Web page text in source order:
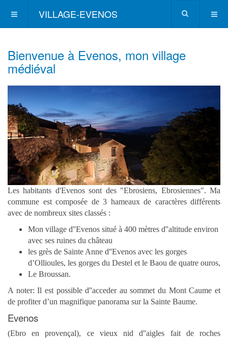
VILLAGE-EVENOS
Bienvenue à Evenos, mon village
médiéval
Les habitants d'Evenos sont des "Ebrosiens, Ebrosiennes". Ma
commune est composée de 3 hameaux de caractères différents
avec de nombreux sites classés :
Mon village d''Evenos situé à 400 mètres d''altitude environ
avec ses ruines du château
les grès de Sainte Anne d''Evenos avec les gorges
d’Ollioules, les gorges du Destel et le Baou de quatre ouros,
Le Broussan.
A noter: Il est possible d''acceder au sommet du Mont Caume et
de profiter d’un magnifique panorama sur la Sainte Baume.
Evenos
(Ebro en provençal), ce vieux nid d''aigles fait de roches